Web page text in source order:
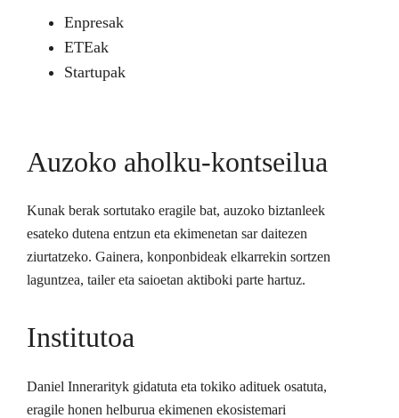
Enpresak
ETEak
Startupak
Auzoko aholku-kontseilua
Kunak berak sortutako eragile bat, auzoko biztanleek
esateko dutena entzun eta ekimenetan sar daitezen
ziurtatzeko. Gainera, konponbideak elkarrekin sortzen
laguntzea, tailer eta saioetan aktiboki parte hartuz.
Institutoa
Daniel Innerarityk gidatuta eta tokiko adituek osatuta,
eragile honen helburua ekimenen ekosistemari